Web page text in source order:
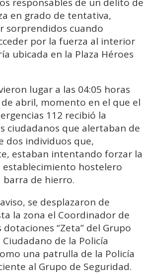
responsables de un delito de
en grado de tentativa,
sorprendidos cuando
por la fuerza al interior
ubicada en la Plaza Héroes
lugar a las 04:05 horas
abril, momento en el que el
112 recibió la
ciudadanos que alertaban de
dos individuos que,
estaban intentando forzar la
hostelero
de hierro.
se desplazaron de
la zona el Coordinador de
dotaciones “Zeta” del Grupo
de la Policía
una patrulla de la Policía
al Grupo de Seguridad.